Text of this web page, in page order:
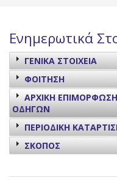
Ενημερωτικά
ΓΕΝΙΚΑ ΣΤΟΙΧΕΙΑ
ΦΟΙΤΗΣΗ
ΑΡΧΙΚΗ ΕΠΙΜΟΡΦΩΣΗ
ΟΔΗΓΩΝ
ΠΕΡΙΟΔΙΚΗ
ΣΚΟΠΟΣ